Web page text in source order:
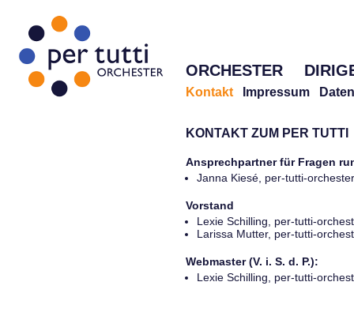
ORCHESTER
Kontakt Impressum
KONTAKT ZUM PER TUTTI
Ansprechpartner für Fragen
Janna Kiesé, per-tutti-
Vorstand
Lexie Schilling, per-tutti-
Larissa Mutter, per-tutti-
Webmaster (V. i. S. d. P.):
Lexie Schilling, per-tutti-